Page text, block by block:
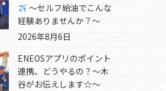
～セルフ給油でこんな
経験ありませんか？～
2026年8月6日
ENEOSアプリのポイント
連携、どうやるの？～木
谷がお伝えします☆～